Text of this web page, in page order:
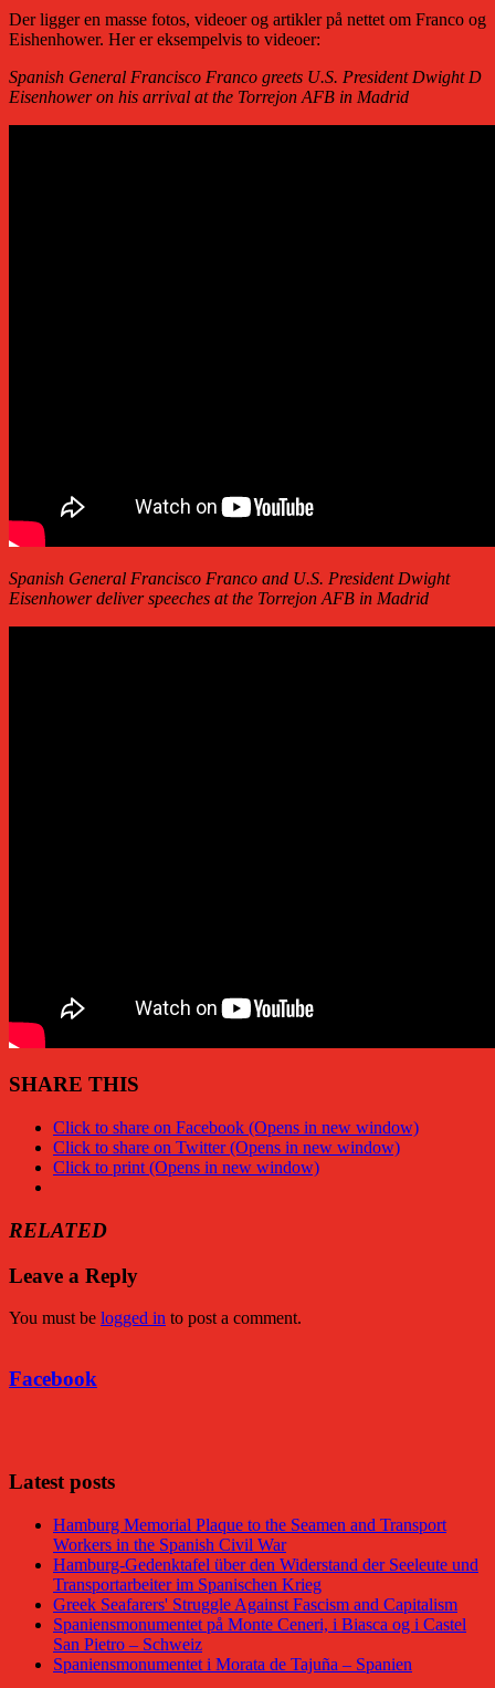
Der ligger en masse fotos, videoer og artikler på nettet om Franco og
Eishenhower. Her er eksempelvis to videoer:
Spanish General Francisco Franco greets U.S. President Dwight D
Eisenhower on his arrival at the Torrejon AFB in Madrid
Spanish General Francisco Franco and U.S. President Dwight
Eisenhower deliver speeches at the Torrejon AFB in Madrid
SHARE THIS
Click to share on Facebook (Opens in new window)
Click to share on Twitter (Opens in new window)
Click to print (Opens in new window)
RELATED
Leave a Reply
You must be logged in to post a comment.
Facebook
Latest posts
Hamburg Memorial Plaque to the Seamen and Transport
Workers in the Spanish Civil War
Hamburg-Gedenktafel über den Widerstand der Seeleute und
Transportarbeiter im Spanischen Krieg
Greek Seafarers' Struggle Against Fascism and Capitalism
Spaniensmonumentet på Monte Ceneri, i Biasca og i Castel
San Pietro – Schweiz
Spaniensmonumentet i Morata de Tajuña – Spanien